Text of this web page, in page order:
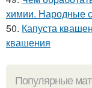
химии. Народные
50. Капуста
квашения
Популярные